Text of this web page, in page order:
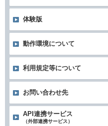
体験版
動作環境について
利用規定等について
お問い合わせ先
API連携サービス
（外部連携サービス）